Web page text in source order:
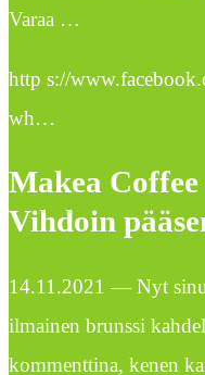
Varaa …
http s://
wh…
Makea
Vihdoin
14.11.2021 — Nyt
ilmainen brunssi
kommenttina, kenen